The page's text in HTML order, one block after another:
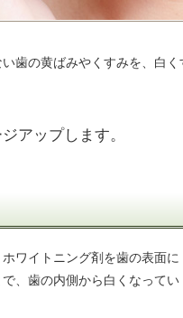
歯の黄ばみやくすみを、白
アップします。
ワイトニング剤を歯の表面に
、歯の内側から白くなってい